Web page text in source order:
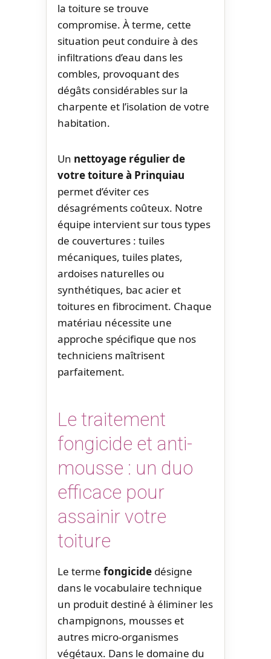
la toiture se trouve
compromise. À terme, cette
situation peut conduire à des
infiltrations d’eau dans les
combles, provoquant des
dégâts considérables sur la
charpente et l’isolation de votre
habitation.
Un nettoyage régulier de
votre toiture à Prinquiau
permet d’éviter ces
désagréments coûteux. Notre
équipe intervient sur tous types
de couvertures : tuiles
mécaniques, tuiles plates,
ardoises naturelles ou
synthétiques, bac acier et
toitures en fibrociment. Chaque
matériau nécessite une
approche spécifique que nos
techniciens maîtrisent
parfaitement.
Le traitement
fongicide et anti-
mousse : un duo
efficace pour
assainir votre
toiture
Le terme fongicide désigne
dans le vocabulaire technique
un produit destiné à éliminer les
champignons, mousses et
autres micro-organismes
végétaux. Dans le domaine du